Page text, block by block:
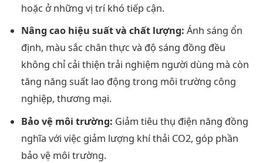
hoặc ở những vị trí khó tiếp cận.
Nâng cao hiệu suất và chất lượng: Ánh sáng ổn
định, màu sắc chân thực và độ sáng đồng đều
không chỉ cải thiện trải nghiệm người dùng mà còn
tăng năng suất lao động trong môi trường công
nghiệp, thương mại.
Bảo vệ môi trường: Giảm tiêu thụ điện năng đồng
nghĩa với việc giảm lượng khí thải CO2, góp phần
bảo vệ môi trường.